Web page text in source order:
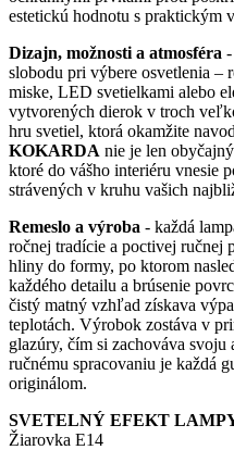
estetickú hodnotu s praktickým
Dizajn, možnosti a atmosféra
slobodu pri výbere osvetlenia –
miske, LED svetielkami alebo
vytvorených dierok v troch
hru svetiel, ktorá okamžite
KOKARDA nie je len
ktoré do vášho interiéru vnesie
strávených v kruhu vašich
Remeslo a výroba - každá
ročnej tradície a poctivej ručnej
hliny do formy, po ktorom
každého detailu a brúsenie
čistý matný vzhľad získava
teplotách. Výrobok zostáva v
glazúry, čím si zachováva
ručnému spracovaniu je každá
originálom.
SVETELNÝ EFEKT
Žiarovka E14